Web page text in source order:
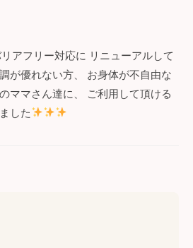
アフリー対応に リニューアルして
が優れない方、 お身体が不自由な
ママさん達に、 ご利用して頂ける
した